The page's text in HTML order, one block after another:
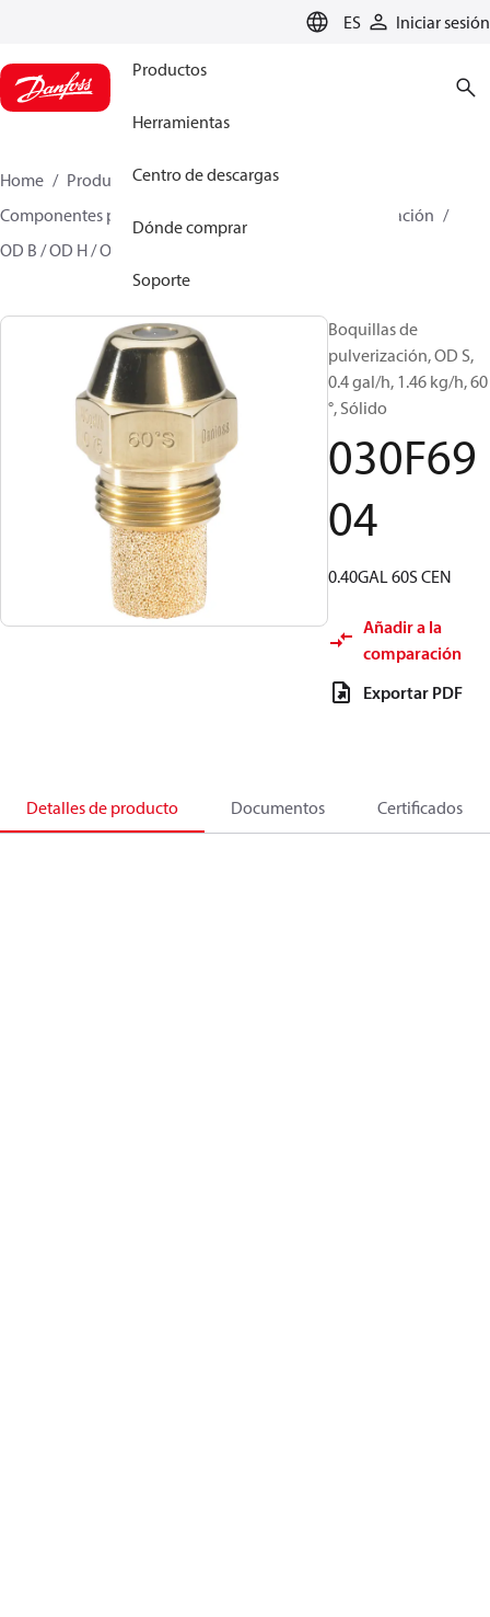
ES Iniciar sesión
Productos
Herramientas
Centro de descargas
Dónde comprar
Soporte
Home Productos
Climate Solutions for heating
Componentes para quemador
Boquillas de pulverización
OD B / OD H / OD S
Boquillas de
pulverización, OD S,
0.4 gal/h, 1.46 kg/h, 60
°, Sólido
030F69
04
0.40GAL 60S CEN
Añadir a la
comparación
Exportar PDF
Detalles de producto Documentos Certificados